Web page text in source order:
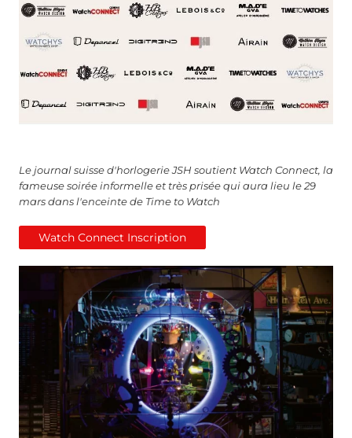
Le journal suisse d'horlogerie JSH soutient Watch Connect, la
fameuse soirée informelle et très prisée qui aura lieu le 29
mars dans l'enceinte de Time to Watch
Watch Connect Inscription